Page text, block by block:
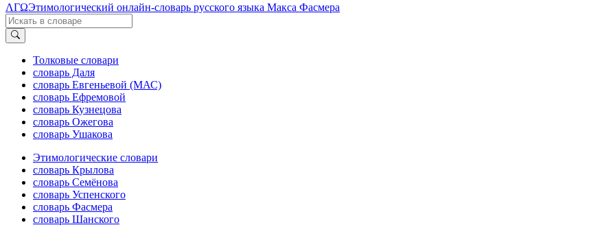
ΛΓΩЭтимологический онлайн-словарь русского языка Макса Фасмера
Толковые словари
словарь Даля
словарь Евгеньевой (МАС)
словарь Ефремовой
словарь Кузнецова
словарь Ожегова
словарь Ушакова
Этимологические словари
словарь Крылова
словарь Семёнова
словарь Успенского
словарь Фасмера
словарь Шанского